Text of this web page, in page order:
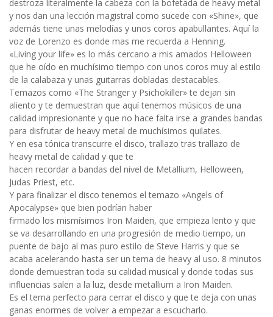
destroza literalmente la cabeza con la bofetada de heavy metal
y nos dan una lección magistral como sucede con «Shine», que
además tiene unas melodías y unos coros apabullantes. Aquí la
voz de Lorenzo es donde mas me recuerda a Henning.
«Living your life» es lo más cercano a mis amados Helloween
que he oído en muchísimo tiempo con unos coros muy al estilo
de la calabaza y unas guitarras dobladas destacables.
Temazos como «The Stranger y Psichokiller» te dejan sin
aliento y te demuestran que aquí tenemos músicos de una
calidad impresionante y que no hace falta irse a grandes bandas
para disfrutar de heavy metal de muchísimos quilates.
Y en esa tónica transcurre el disco, trallazo tras trallazo de
heavy metal de calidad y que te
hacen recordar a bandas del nivel de Metallium, Helloween,
Judas Priest, etc.
Y para finalizar el disco tenemos el temazo «Angels of
Apocalypse» que bien podrían haber
firmado los mismísimos Iron Maiden, que empieza lento y que
se va desarrollando en una progresión de medio tiempo, un
puente de bajo al mas puro estilo de Steve Harris y que se
acaba acelerando hasta ser un tema de heavy al uso. 8 minutos
donde demuestran toda su calidad musical y donde todas sus
influencias salen a la luz, desde metallium a Iron Maiden.
Es el tema perfecto para cerrar el disco y que te deja con unas
ganas enormes de volver a empezar a escucharlo.